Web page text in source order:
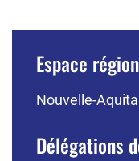
Espace
Nouvelle-
Délégations